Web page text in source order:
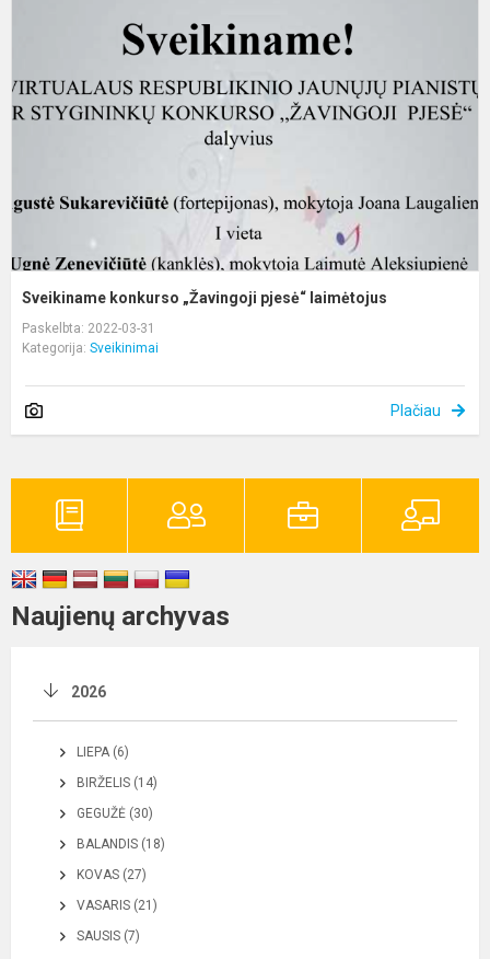
Sveikiname konkurso „Žavingoji pjesė“ laimėtojus
Paskelbta: 2022-03-31
Kategorija: Sveikinimai
Plačiau
Naujienų archyvas
2026
LIEPA (6)
BIRŽELIS (14)
GEGUŽĖ (30)
BALANDIS (18)
KOVAS (27)
VASARIS (21)
SAUSIS (7)